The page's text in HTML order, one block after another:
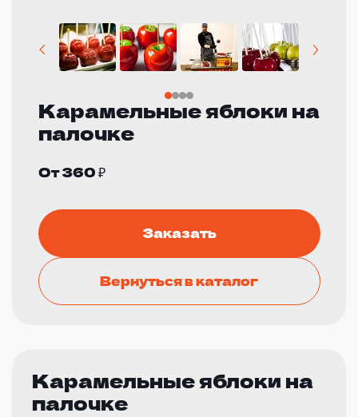
Карамельные яблоки на
палочке
От 360 ₽
Заказать
Вернуться в каталог
Карамельные яблоки на
палочке